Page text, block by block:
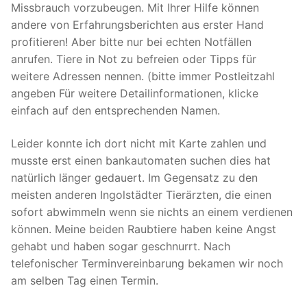
Missbrauch vorzubeugen. Mit Ihrer Hilfe können
andere von Erfahrungsberichten aus erster Hand
profitieren! Aber bitte nur bei echten Notfällen
anrufen. Tiere in Not zu befreien oder Tipps für
weitere Adressen nennen. (bitte immer Postleitzahl
angeben Für weitere Detailinformationen, klicke
einfach auf den entsprechenden Namen.
Leider konnte ich dort nicht mit Karte zahlen und
musste erst einen bankautomaten suchen dies hat
natürlich länger gedauert. Im Gegensatz zu den
meisten anderen Ingolstädter Tierärzten, die einen
sofort abwimmeln wenn sie nichts an einem verdienen
können. Meine beiden Raubtiere haben keine Angst
gehabt und haben sogar geschnurrt. Nach
telefonischer Terminvereinbarung bekamen wir noch
am selben Tag einen Termin.